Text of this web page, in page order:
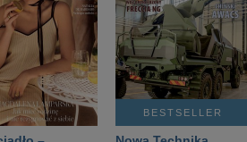
BESTSELLER